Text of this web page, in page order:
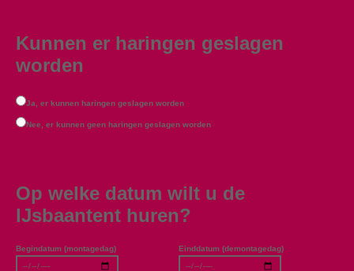
Kunnen er haringen geslagen
worden
Ja, er kunnen haringen geslagen worden
Nee, er kunnen geen haringen geslagen worden
Op welke datum wilt u de
IJsbaantent huren?
Begindatum (montagedag) Einddatum (demontagedag)